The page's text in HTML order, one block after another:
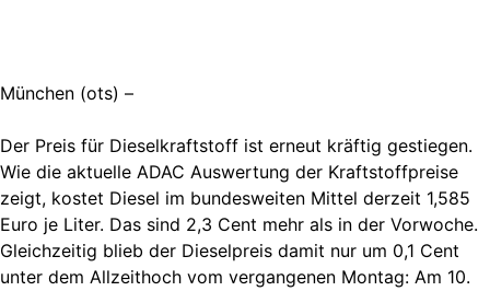
München (ots) –
Der Preis für Dieselkraftstoff ist erneut kräftig gestiegen.
Wie die aktuelle ADAC Auswertung der Kraftstoffpreise
zeigt, kostet Diesel im bundesweiten Mittel derzeit 1,585
Euro je Liter. Das sind 2,3 Cent mehr als in der Vorwoche.
Gleichzeitig blieb der Dieselpreis damit nur um 0,1 Cent
unter dem Allzeithoch vom vergangenen Montag: Am 10.